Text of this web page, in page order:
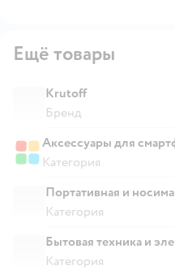
Ещё товары
Krutoff
Бренд
Аксессуары для
Категория
Портативная и
Категория
Бытовая техника и
Категория